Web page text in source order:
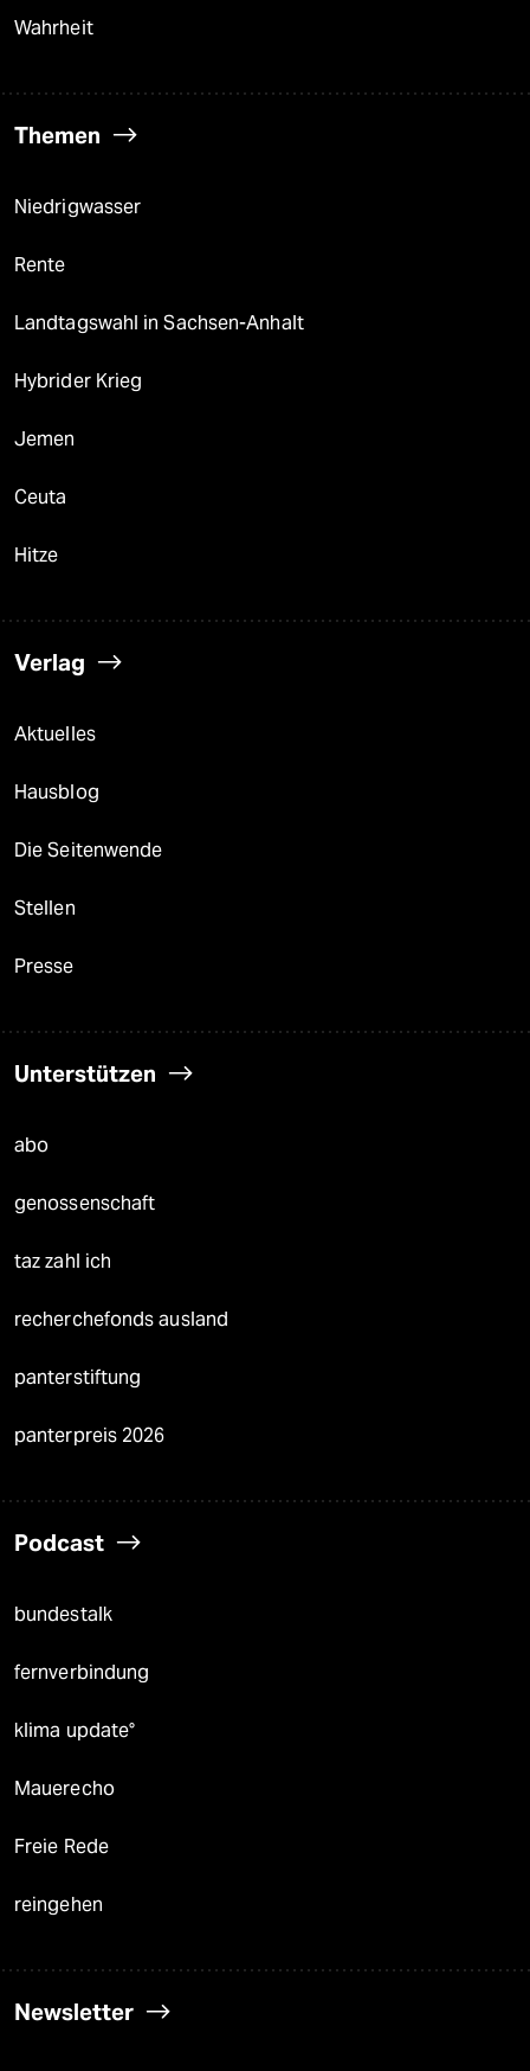
Wahrheit
Themen
Niedrigwasser
Rente
Landtagswahl in Sachsen-Anhalt
Hybrider Krieg
Jemen
Ceuta
Hitze
Verlag
Aktuelles
Hausblog
Die Seitenwende
Stellen
Presse
Unterstützen
abo
genossenschaft
taz zahl ich
recherchefonds ausland
panterstiftung
panterpreis 2026
Podcast
bundestalk
fernverbindung
klima update°
Mauerecho
Freie Rede
reingehen
Newsletter